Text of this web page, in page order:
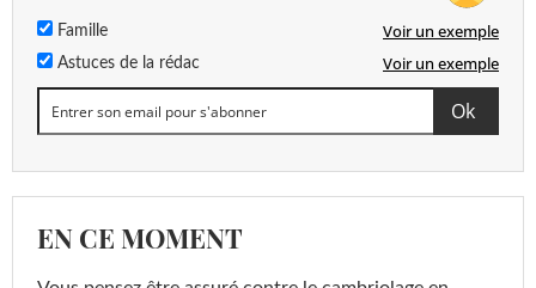
Famille Voir un exemple
Astuces de la rédac Voir un exemple
EN CE MOMENT